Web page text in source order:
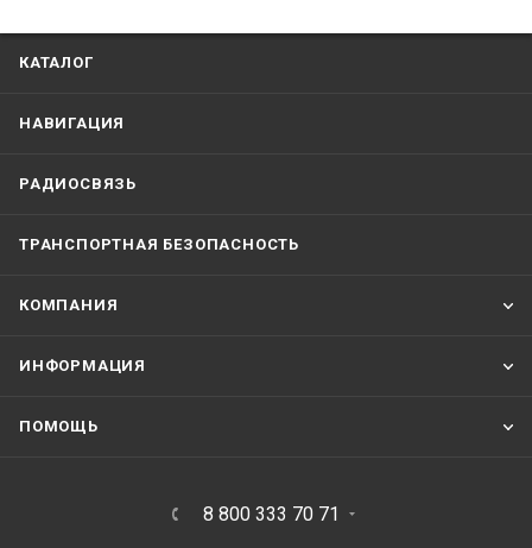
КАТАЛОГ
НАВИГАЦИЯ
РАДИОСВЯЗЬ
ТРАНСПОРТНАЯ БЕЗОПАСНОСТЬ
КОМПАНИЯ
ИНФОРМАЦИЯ
ПОМОЩЬ
8 800 333 70 71